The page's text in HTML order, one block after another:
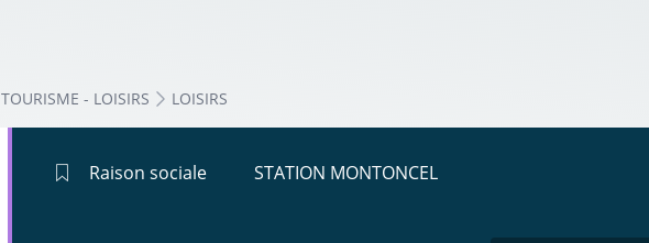
TOURISME - LOISIRS LOISIRS
Raison sociale STATION MONTONCEL